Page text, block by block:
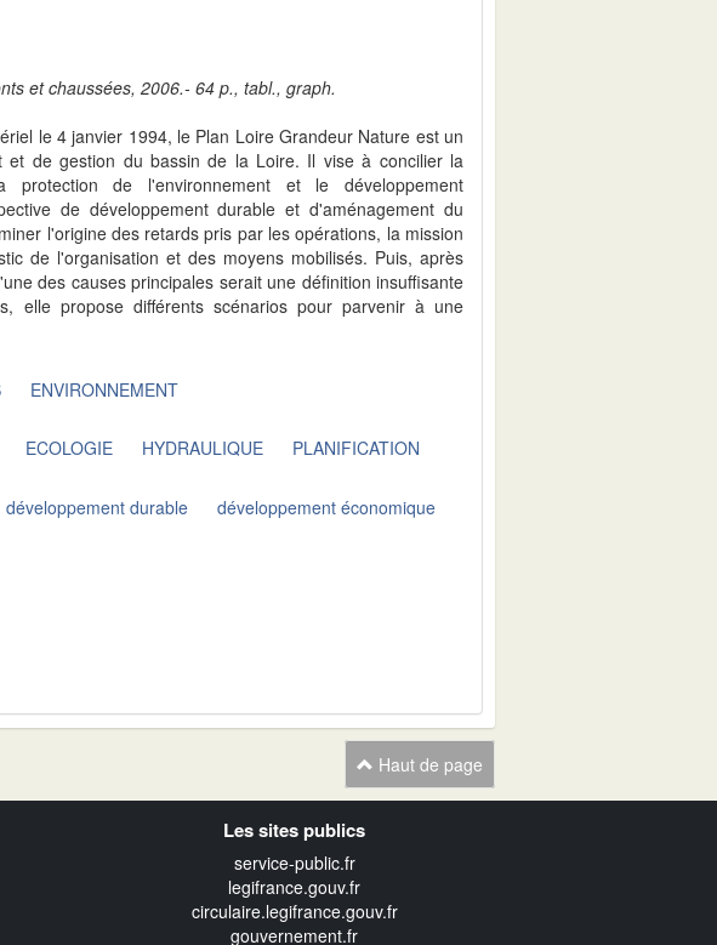
et chaussées, 2006.- 64 p., tabl., graph.
le 4 janvier 1994, le Plan Loire Grandeur Nature est un
et de gestion du bassin de la Loire. Il vise à concilier la
protection de l'environnement et le développement
de développement durable et d'aménagement du
l'origine des retards pris par les opérations, la mission
de l'organisation et des moyens mobilisés. Puis, après
des causes principales serait une définition insuffisante
elle propose différents scénarios pour parvenir à une
ENVIRONNEMENT
ECOLOGIE HYDRAULIQUE PLANIFICATION
développement durable
développement économique
Haut de page
Les sites publics
service-public.fr
legifrance.gouv.fr
circulaire.legifrance.gouv.fr
gouvernement.fr